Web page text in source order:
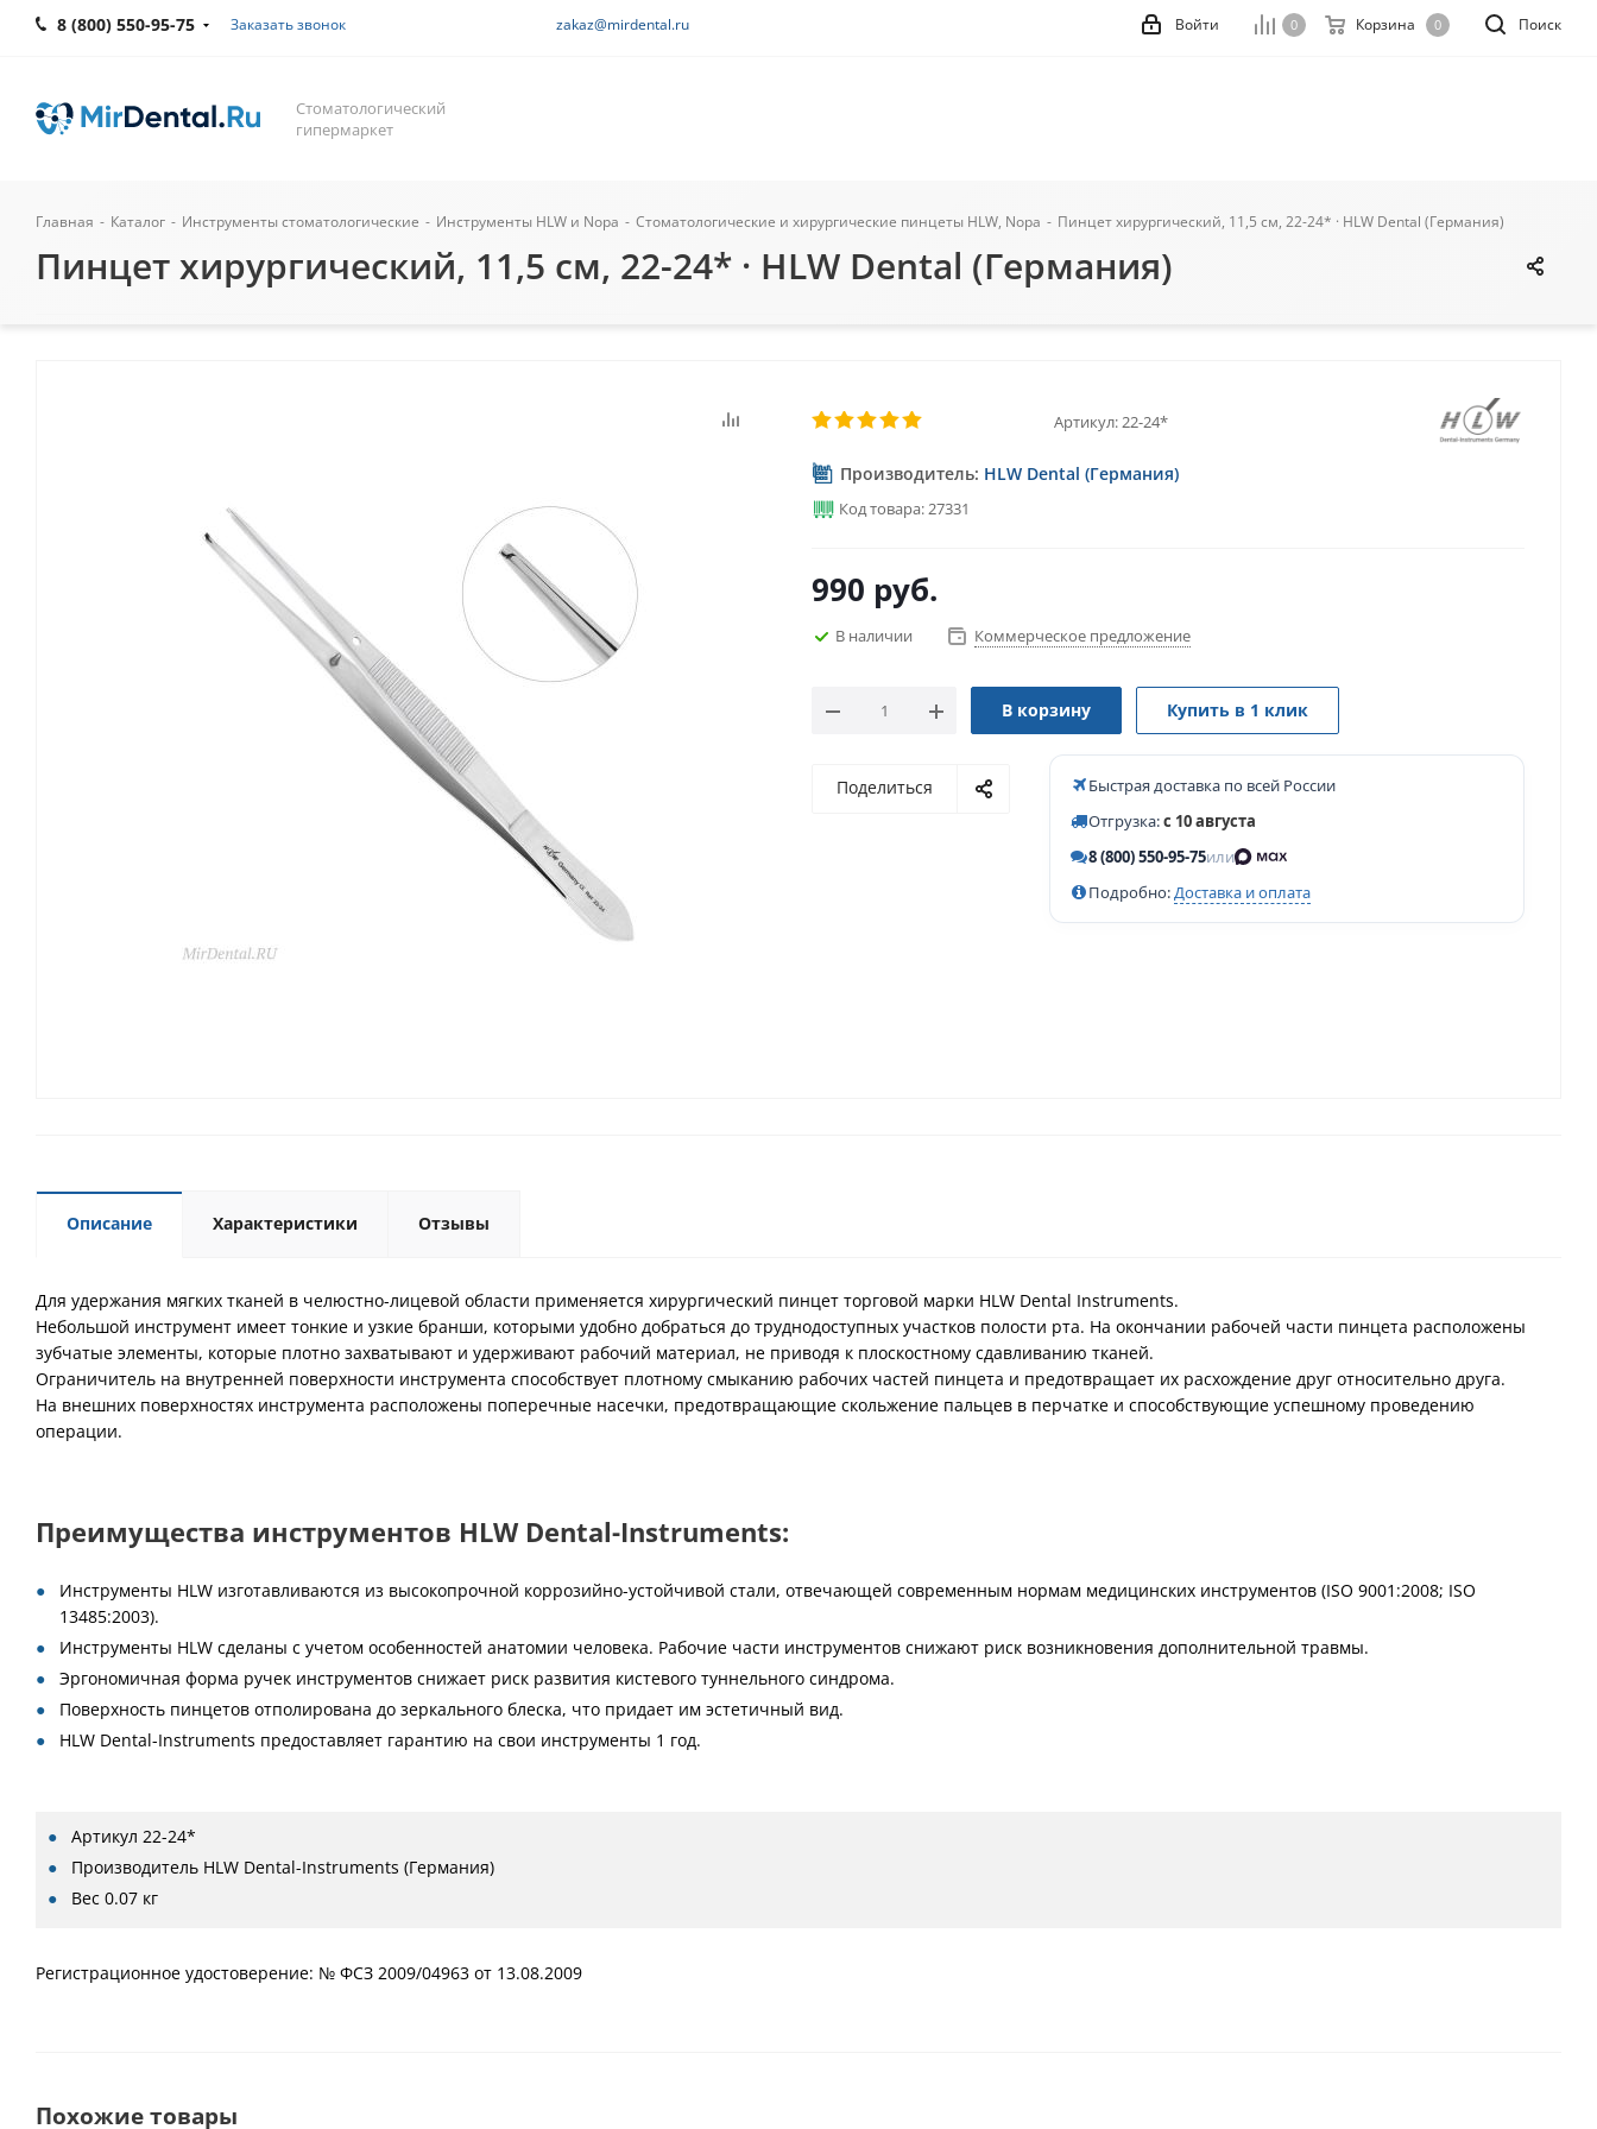
8 (800) 550-95-75 Заказать звонок zakaz@mirdental.ru Поиск
0 Корзина 0
Войти
Стоматологический
гипермаркет
Главная - Каталог - Инструменты стоматологические - Инструменты HLW и Nopa - Стоматологические и хирургические пинцеты HLW, Nopa - Пинцет хирургический, 11,5 см, 22-24* · HLW Dental (Германия)
Пинцет хирургический, 11,5 см, 22-24* · HLW Dental (Германия)
Артикул:22-24*
Производитель: HLW Dental (Германия)
Код товара: 27331
990 руб.
В наличии Коммерческое предложение
В корзину Купить в 1 клик
Поделиться
Быстрая доставка по всей России
Отгрузка:с 10 августа
8 (800) 550-95-75или
Подробно:Доставка и оплата
Описание Характеристики Отзывы
Для удержания мягких тканей в челюстно-лицевой области применяется хирургический пинцет торговой марки HLW Dental Instruments.
Небольшой инструмент имеет тонкие и узкие бранши, которыми удобно добраться до труднодоступных участков полости рта. На окончании рабочей части пинцета расположены
зубчатые элементы, которые плотно захватывают и удерживают рабочий материал, не приводя к плоскостному сдавливанию тканей.
Ограничитель на внутренней поверхности инструмента способствует плотному смыканию рабочих частей пинцета и предотвращает их расхождение друг относительно друга.
На внешних поверхностях инструмента расположены поперечные насечки, предотвращающие скольжение пальцев в перчатке и способствующие успешному проведению
операции.
Преимущества инструментов HLW Dental-Instruments:
Инструменты HLW изготавливаются из высокопрочной коррозийно-устойчивой стали, отвечающей современным нормам медицинских инструментов (ISO 9001:2008; ISO
13485:2003).
Инструменты HLW сделаны с учетом особенностей анатомии человека. Рабочие части инструментов снижают риск возникновения дополнительной травмы.
Эргономичная форма ручек инструментов снижает риск развития кистевого туннельного синдрома.
Поверхность пинцетов отполирована до зеркального блеска, что придает им эстетичный вид.
HLW Dental-Instruments предоставляет гарантию на свои инструменты 1 год.
Артикул 22-24*
Производитель HLW Dental-Instruments (Германия)
Вес 0.07 кг
Регистрационное удостоверение: № ФСЗ 2009/04963 от 13.08.2009
Похожие товары